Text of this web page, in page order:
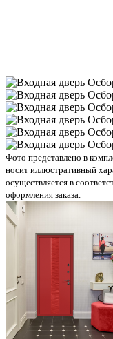
Фото представлено в
носит иллюстративный
осуществляется в
оформления заказа.